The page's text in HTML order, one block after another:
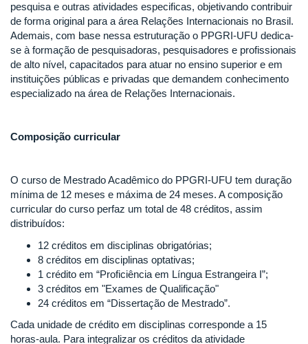
pesquisa e outras atividades especificas, objetivando contribuir
de forma original para a área Relações Internacionais no Brasil.
Ademais, com base nessa estruturação o PPGRI-UFU dedica-
se à formação de pesquisadoras, pesquisadores e profissionais
de alto nível, capacitados para atuar no ensino superior e em
instituições públicas e privadas que demandem conhecimento
especializado na área de Relações Internacionais.
Composição curricular
O curso de Mestrado Acadêmico do PPGRI-UFU tem duração
mínima de 12 meses e máxima de 24 meses. A composição
curricular do curso perfaz um total de 48 créditos, assim
distribuídos:
12 créditos em disciplinas obrigatórias;
8 créditos em disciplinas optativas;
1 crédito em “Proficiência em Língua Estrangeira I”;
3 créditos em "Exames de Qualificação"
24 créditos em “Dissertação de Mestrado”.
Cada unidade de crédito em disciplinas corresponde a 15
horas-aula. Para integralizar os créditos da atividade